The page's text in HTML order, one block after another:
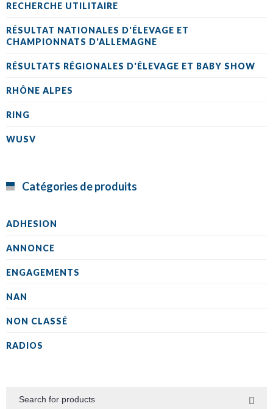
RECHERCHE UTILITAIRE
RÉSULTAT NATIONALES D'ÉLEVAGE ET
CHAMPIONNATS D'ALLEMAGNE
RÉSULTATS RÉGIONALES D'ÉLEVAGE ET BABY SHOW
RHÔNE ALPES
RING
WUSV
Catégories de produits
ADHESION
ANNONCE
ENGAGEMENTS
NAN
NON CLASSÉ
RADIOS